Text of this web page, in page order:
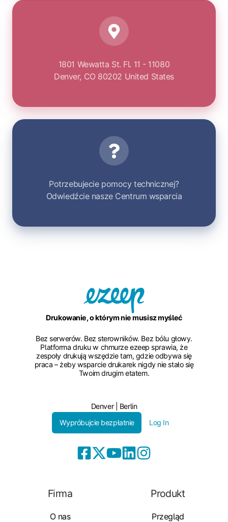
1801 Wewatta St. Fl. 11 - 11080
Denver, CO 80202 United States
Potrzebujecie pomocy technicznej?
Odwiedźcie nasze Centrum wsparcia
Drukowanie, o którym nie musisz myśleć
Bez serwerów. Bez sterowników. Bez bólu głowy.
Platforma druku w chmurze ezeep sprawia, że
zespoły drukują wszędzie tam, gdzie odbywa się
praca – żeby wsparcie drukarek nigdy nie stało się
Twoim drugim etatem.
Denver | Berlin
Wypróbujcie bezpłatnie
Log In
Firma
O nas
Produkt
Przegląd